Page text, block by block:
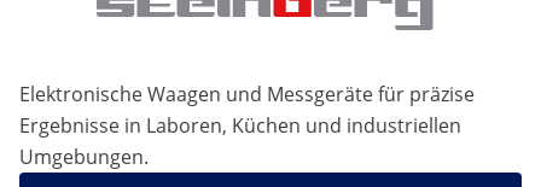
Elektronische Waagen und Messgeräte für präzise
Ergebnisse in Laboren, Küchen und industriellen
Umgebungen.